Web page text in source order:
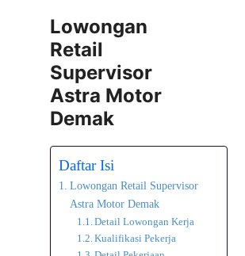
Lowongan
Retail
Supervisor
Astra Motor
Demak
Daftar Isi
Lowongan Retail Supervisor
Astra Motor Demak
Detail Lowongan Kerja
Kualifikasi Pekerja